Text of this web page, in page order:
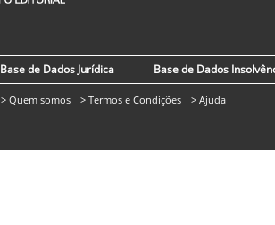
Base de Dados Jurídica Base de Dados
> Quem somos > Termos e Condições > Ajuda